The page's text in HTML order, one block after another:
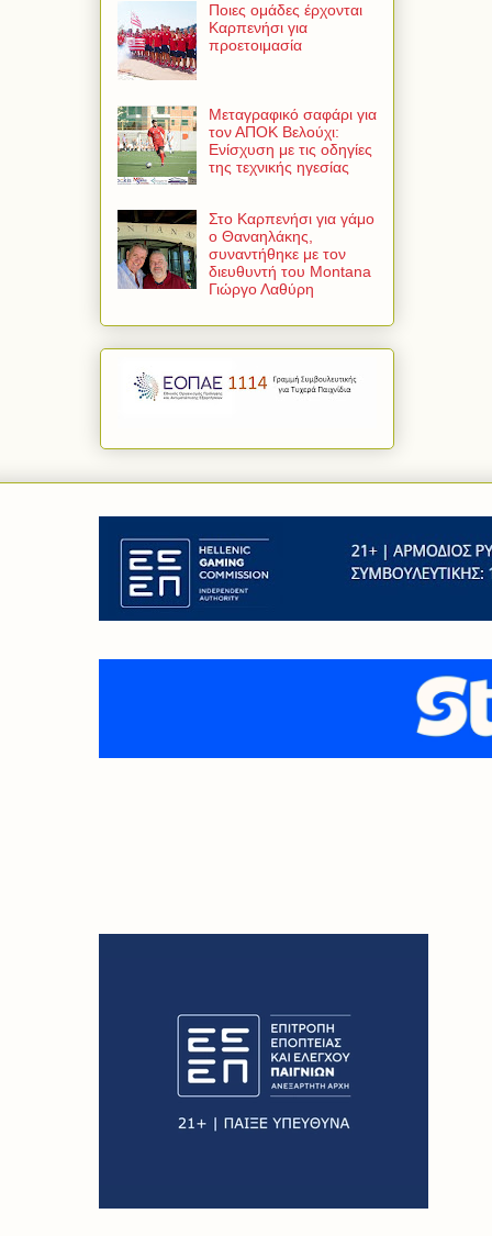
Ποιες ομάδες έρχονται
Καρπενήσι για
προετοιμασία
Μεταγραφικό σαφάρι για
τον ΑΠΟΚ Βελούχι:
Ενίσχυση με τις οδηγίες
της τεχνικής ηγεσίας
Στο Καρπενήσι για γάμο
ο Θαναηλάκης,
συναντήθηκε με τον
διευθυντή του Montana
Γιώργο Λαθύρη